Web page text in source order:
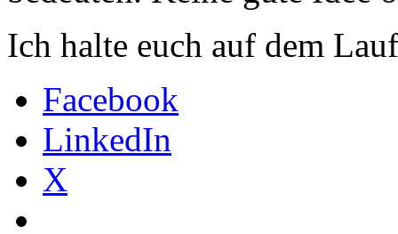
Ich halte euch auf dem
Facebook
LinkedIn
X